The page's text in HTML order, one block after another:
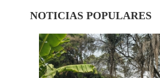
NOTICIAS POPULARES